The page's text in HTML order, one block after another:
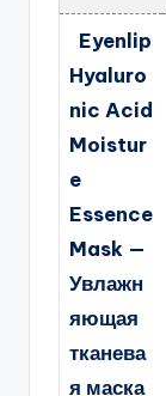
Eyenlip
Hyaluro
nic Acid
Moistur
e
Essence
Mask —
Увлажн
яющая
тканева
я маска